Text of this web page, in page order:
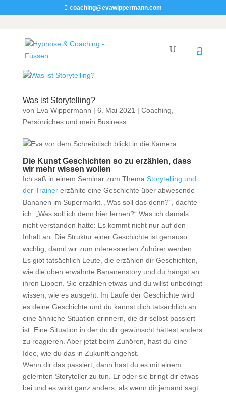
coaching@evawippermann.com
Was ist Storytelling?
von Eva Wippermann | 6. Mai 2021 | Coaching
Persönliches und mein Business
Die Kunst Geschichten so zu erzählen, dass
wir mehr wissen wollen
Ich saß in einem Seminar zum Thema Storytelling und
der Trainererzählte eine Geschichte über abwesende
Bananen im Supermarkt. „Was soll das denn?“, dachte
ich. „Was soll ich denn hier lernen?“ Was ich damals
nicht verstanden hatte: Es kommt nicht nur auf den
Inhalt an. Die Struktur einer Geschichte ist genauso
wichtig, damit wir zum interessierten Zuhörer werden.
Es gibt tatsächlich Leute, die erzählen dir Geschichten,
wie die oben erwähnte Bananenstory und du hängst an
ihren Lippen. Sie erzählen etwas und du willst unbedingt
wissen, wie es ausgeht. Im Laufe der Geschichte wird
es deine Geschichte und du kannst dich tatsächlich an
eine ähnliche Situation erinnern, die dir selbst passiert
ist. Eine Situation in der du dir gewünscht hättest anders
zu reagieren. Aber jetzt beim Zuhören, hast du eine
Idee, wie du das in Zukunft angehst.
Wenn dir das passiert, dann hast du es mit einem
gelernten Storyteller zu tun. Er oder sie bringt dir etwas
bei und es wirkt ganz anders, als wenn dir jemand sagt: